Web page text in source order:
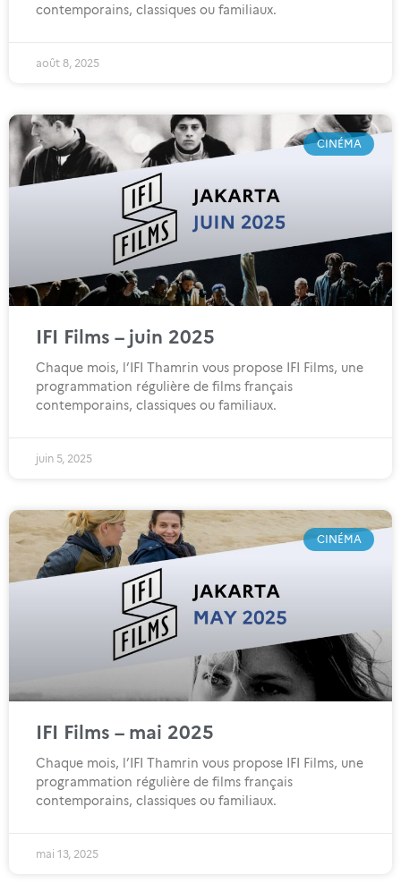
contemporains, classiques ou familiaux.
août 8, 2025
CINÉMA
IFI Films – juin 2025
Chaque mois, l’IFI Thamrin vous propose IFI Films, une
programmation régulière de films français
contemporains, classiques ou familiaux.
juin 5, 2025
CINÉMA
IFI Films – mai 2025
Chaque mois, l’IFI Thamrin vous propose IFI Films, une
programmation régulière de films français
contemporains, classiques ou familiaux.
mai 13, 2025